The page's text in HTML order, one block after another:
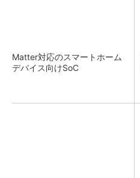
Matter対応のスマートホーム
デバイス向けSoC